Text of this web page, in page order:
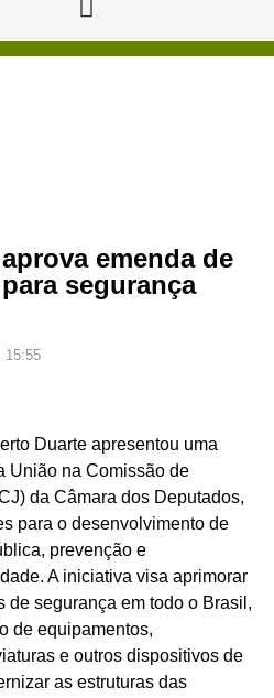
emenda de
segurança
15:55
Duarte apresentou uma
União na Comissão de
da Câmara dos Deputados,
para o desenvolvimento de
prevenção e
A iniciativa visa aprimorar
de segurança em todo o Brasil,
de equipamentos,
e outros dispositivos de
as estruturas das